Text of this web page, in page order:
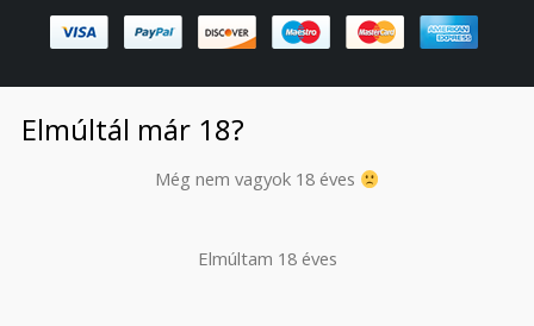
Elmúltál már 18?
Még nem vagyok 18 éves
Elmúltam 18 éves